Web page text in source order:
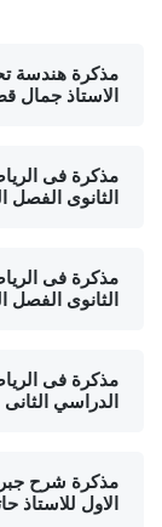
مذكرة هندسة
الاستاذ جمال
مذكرة فى
الثانوى الفصل
مذكرة فى
الثانوى الفصل
مذكرة فى
الدراسي الثانى
مذكرة شرح جبر
الاول للاستاذ